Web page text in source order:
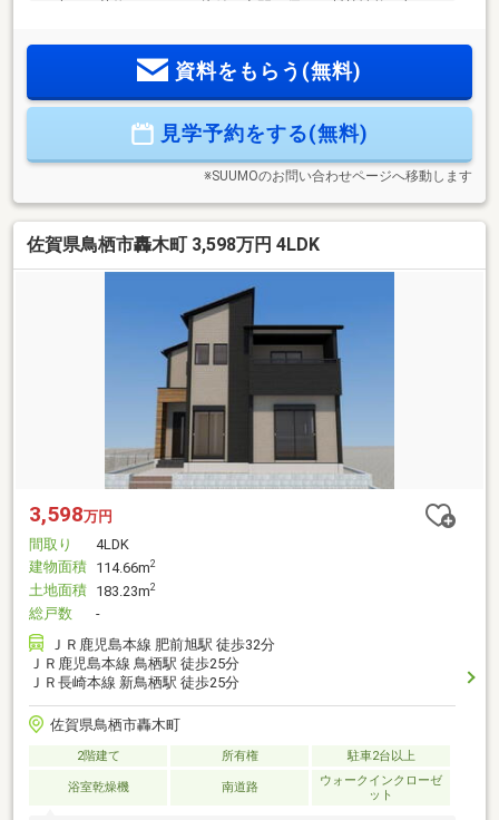
が最小限で済む効率的な生活動線・食洗機や浴室乾燥機など
共働き世帯にも嬉しい住宅設備を豊富に採用【周辺環境】・
ンでお悩みんの方へ≫住宅ローン実績あり！ライフプラン相
談会も無料開催中♪外部ＦＰが中立の立場で住宅購入をご提案
資料をもらう(無料)
見学予約をする(無料)
※SUUMOのお問い合わせページへ移動します
佐賀県鳥栖市轟木町 3,598万円 4LDK
3,598万円
間取り
4LDK
建物面積 114.66m2
土地面積 183.23m2
総戸数
-
ＪＲ鹿児島本線 肥前旭駅 徒歩32分
ＪＲ鹿児島本線 鳥栖駅 徒歩25分
ＪＲ長崎本線 新鳥栖駅 徒歩25分
佐賀県鳥栖市轟木町
2階建て 所有権 駐車2台以上
浴室乾燥機 南道路
ウォークインクローゼ
ット